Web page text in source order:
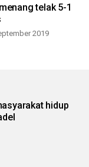
telak 5-1
2019
hidup